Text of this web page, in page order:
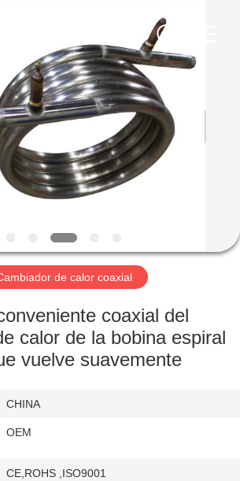
de calor coaxial
coaxial del
calor de la bobina espiral
vuelve suavemente
CHINA
OEM
CE,ROHS ,ISO9001